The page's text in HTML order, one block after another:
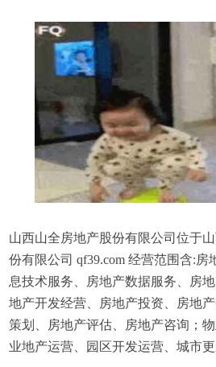
山西山全房地产股份有限公司位于
份有限公司 qf39.com 经营范围含:
息技术服务、房地产数据服务、房
地产开发经营、房地产投资、房地
策划、房地产评估、房地产咨询；
业地产运营、园区开发运营、城市